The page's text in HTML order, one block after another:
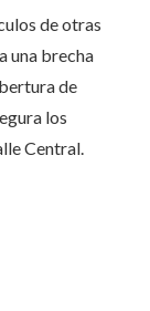
de otras
una brecha
de
los
Central.